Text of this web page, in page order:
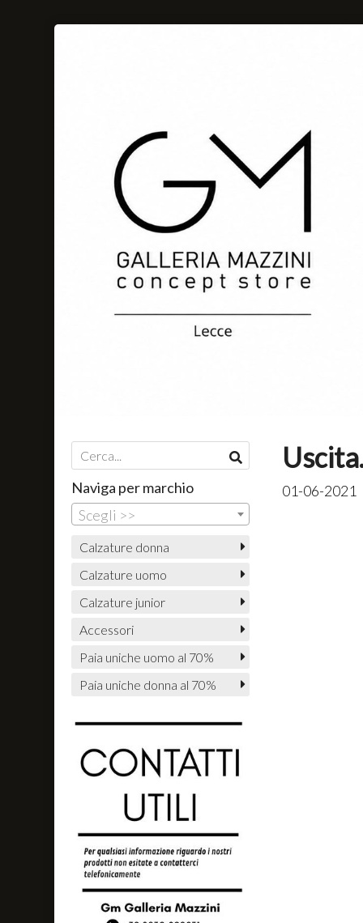
01-06-2021
Naviga per marchio
Scegli >>
Calzature donna
Calzature uomo
Calzature junior
Accessori
Paia uniche uomo al 70%
Paia uniche donna al 70%